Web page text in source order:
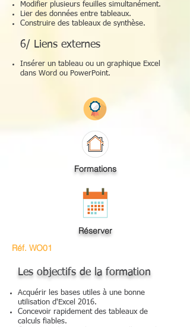
Modifier plusieurs feuilles simultanément.
Lier des données entre tableaux.
Construire des tableaux de synthèse.
6/ Liens externes
Insérer un tableau ou un graphique Excel
dans Word ou PowerPoint.
Formations
Réserver
Réf. WO01
Les objectifs de la formation
Acquérir les bases utiles à une bonne
utilisation d'Excel 2016.
Concevoir rapidement des tableaux de
calculs fiables.